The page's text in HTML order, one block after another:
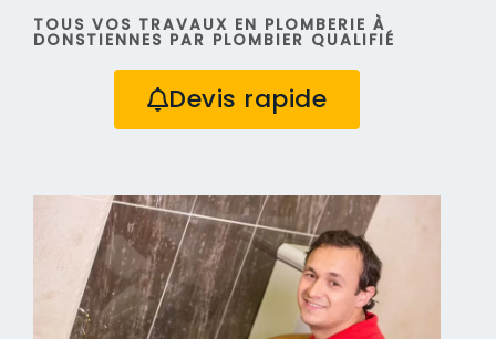
TOUS VOS TRAVAUX EN PLOMBERIE À
DONSTIENNES PAR PLOMBIER QUALIFIÉ
Devis rapide